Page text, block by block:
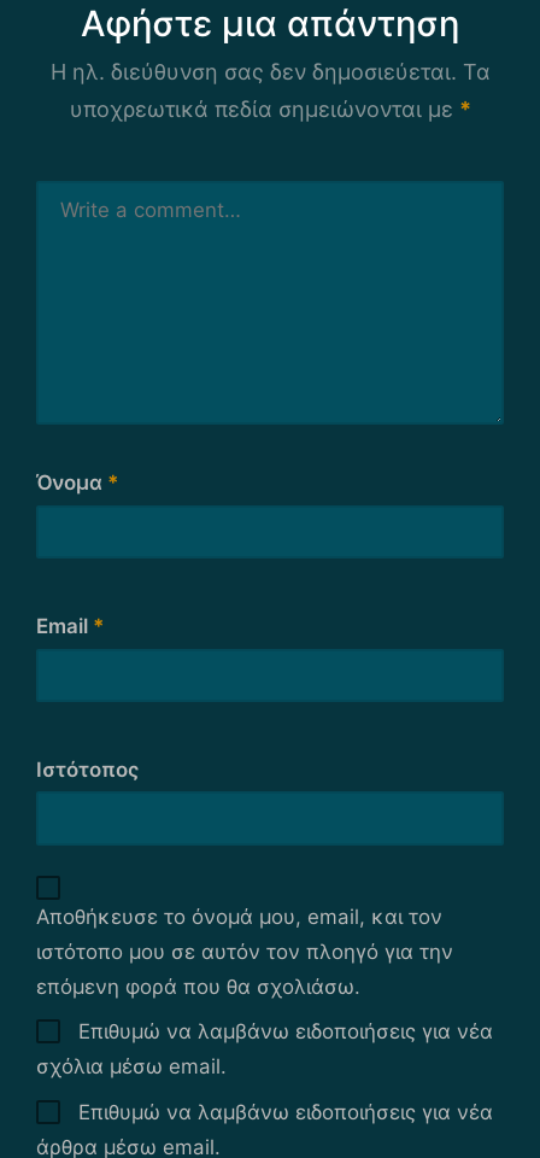
Αφήστε μια απάντηση
Η ηλ. διεύθυνση σας δεν δημοσιεύεται. Τα
υποχρεωτικά πεδία σημειώνονται με *
Όνομα *
Email *
Ιστότοπος
Αποθήκευσε το όνομά μου, email, και τον
ιστότοπο μου σε αυτόν τον πλοηγό για την
επόμενη φορά που θα σχολιάσω.
Επιθυμώ να λαμβάνω ειδοποιήσεις για νέα
σχόλια μέσω email.
Επιθυμώ να λαμβάνω ειδοποιήσεις για νέα
άρθρα μέσω email.